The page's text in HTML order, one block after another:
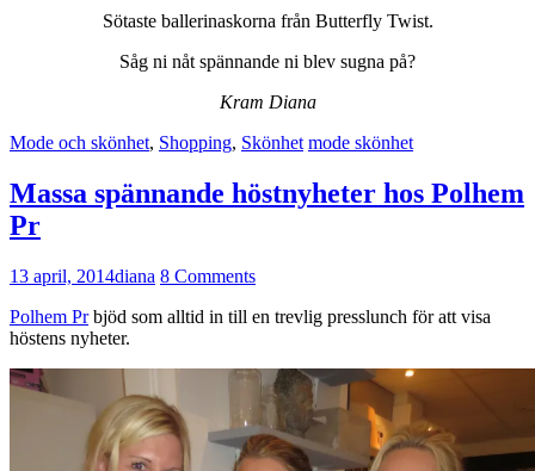
Sötaste ballerinaskorna från Butterfly Twist.
Såg ni nåt spännande ni blev sugna på?
Kram Diana
Mode och skönhet, Shopping, Skönhet mode skönhet
Massa spännande höstnyheter hos Polhem
Pr
13 april, 2014diana 8 Comments
Polhem Prbjöd som alltid in till en trevlig presslunch för att visa
höstens nyheter.